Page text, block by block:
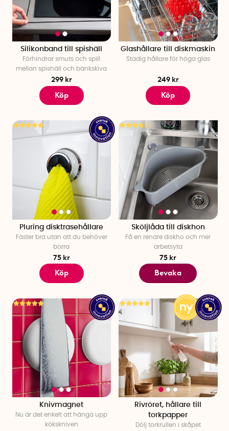
köksgeråd. Med smart köksinredning behöver du inte längre
oroa dig för hur du ska få plats med alla kökssaker.
Silikonband till spishäll
Förhindrar smuts och spill
mellan spishäll och bänkskiva
299 kr
Köp
Glashållare till diskmaskin
Stadig hållare för höga glas
249 kr
Köp
Pluring disktrasehållare
Fäster bra utan att du behöver
borra
75 kr
Köp
Sköljlåda till diskhon
Få en renare diskho och mer
arbetsyta
75 kr
Bevaka
Knivmagnet
Nu är det enkelt att hänga upp
kökskniven
Rivröret, hållare till
torkpapper
Dölj torkrullen i skåpet